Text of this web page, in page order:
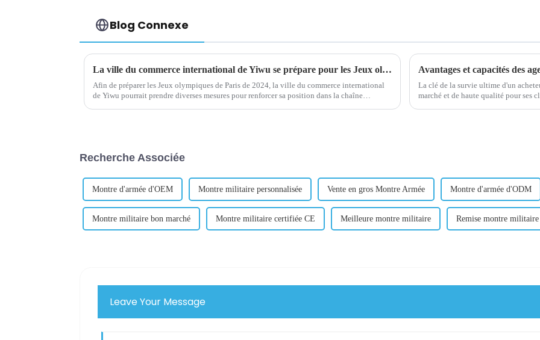
Blog Connexe
La ville du commerce international de Yiwu se prépare pour les Jeux olympiques de Paris 2024
Afin de préparer les Jeux olympiques de Paris de 2024, la ville du commerce international
de Yiwu pourrait prendre diverses mesures pour renforcer sa position dans la chaîne
Avantages et capacités des
La clé de la survie ultime d'un
Recherche Associée
Montre d'armée d'OEM Montre militaire personnalisée Vente en gros Montre Armée Montre d'armée d'ODM
Montre militaire bon marché Montre militaire certifiée CE Meilleure montre militaire Remise montre militaire
Leave Your Message